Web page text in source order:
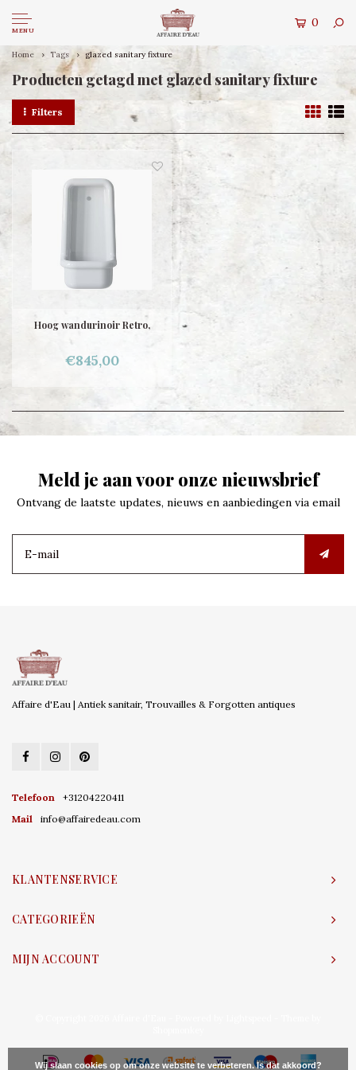
MENU
0
Home Tags glazed sanitary fixture
Producten getagd met glazed sanitary fixture
Filters
Hoog wandurinoir Retro,
€845,00
Meld je aan voor onze nieuwsbrief
Ontvang de laatste updates, nieuws en aanbiedingen via email
Affaire d'Eau | Antiek sanitair, Trouvailles & Forgotten antiques
Telefoon
+31204220411
Mail
info@affairedeau.com
KLANTENSERVICE
CATEGORIEËN
MIJN ACCOUNT
Wij slaan cookies op om onze website te verbeteren. Is dat akkoord?